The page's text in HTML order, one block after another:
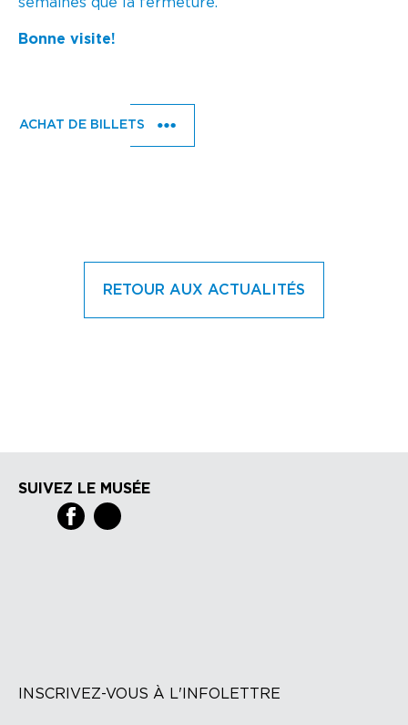
Bonne visite!
ACHAT DE BILLETS
RETOUR AUX ACTUALITÉS
SUIVEZ LE MUSÉE
INSCRIVEZ-VOUS À L'INFOLETTRE